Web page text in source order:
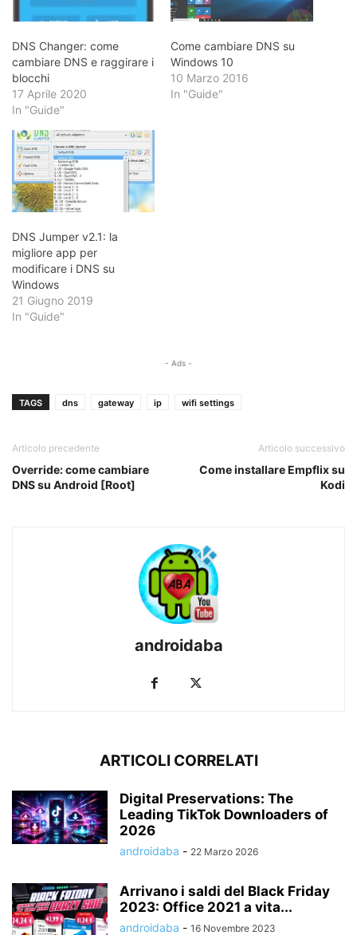
DNS Changer: come
cambiare DNS e raggirare i
blocchi
17 Aprile 2020
In "Guide"
Come cambiare DNS su
Windows 10
10 Marzo 2016
In "Guide"
DNS Jumper v2.1: la
migliore app per
modificare i DNS su
Windows
21 Giugno 2019
In "Guide"
- Ads -
TAGS dns gateway ip wifi settings
Articolo precedente
Override: come cambiare
DNS su Android [Root]
Articolo successivo
Come installare Empflix su
Kodi
androidaba
ARTICOLI CORRELATI
Digital Preservations: The
Leading TikTok Downloaders of
2026
androidaba - 22 Marzo 2026
Arrivano i saldi del Black Friday
2023: Office 2021 a vita...
androidaba - 16 Novembre 2023